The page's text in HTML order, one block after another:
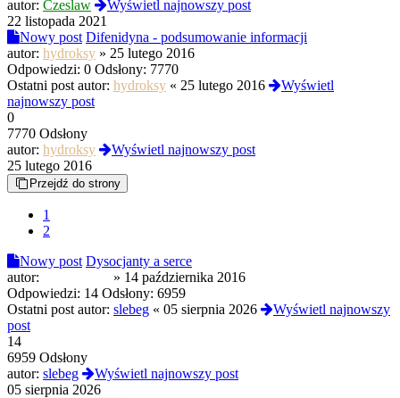
autor: Czeslaw
Wyświetl najnowszy post
22 listopada 2021
Nowy post Difenidyna - podsumowanie informacji
autor: hydroksy » 25 lutego 2016
Odpowiedzi: 0 Odsłony: 7770
Ostatni post autor: hydroksy « 25 lutego 2016
Wyświetl
najnowszy post
0
7770 Odsłony
autor: hydroksy
Wyświetl najnowszy post
25 lutego 2016
Przejdź do strony
1
2
Nowy post Dysocjanty a serce
autor:
» 14 października 2016
Odpowiedzi: 14 Odsłony: 6959
Ostatni post autor: slebeg « 05 sierpnia 2026
Wyświetl najnowszy
post
14
6959 Odsłony
autor: slebeg
Wyświetl najnowszy post
05 sierpnia 2026